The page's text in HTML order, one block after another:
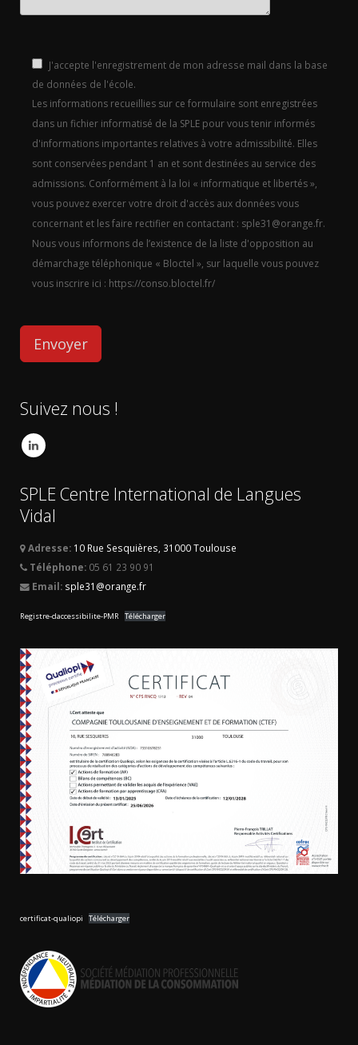
J'accepte l'enregistrement de mon adresse mail dans la base
de données de l'école.
Les informations recueillies sur ce formulaire sont enregistrées
dans un fichier informatisé de la SPLE pour vous tenir informés
d'informations importantes relatives à votre admissibilité. Elles
sont conservées pendant 1 an et sont destinées au service des
admissions. Conformément à la loi « informatique et libertés »,
vous pouvez exercer votre droit d'accès aux données vous
concernant et les faire rectifier en contactant : sple31@orange.fr.
Nous vous informons de l’existence de la liste d'opposition au
démarchage téléphonique « Bloctel », sur laquelle vous pouvez
vous inscrire ici : https://conso.bloctel.fr/
Suivez nous !
SPLE Centre International de Langues
Vidal
Adresse: 10 Rue Sesquières, 31000 Toulouse
Téléphone: 05 61 23 90 91
Email: sple31@orange.fr
Registre-daccessibilite-PMR Télécharger
certificat-qualiopi Télécharger